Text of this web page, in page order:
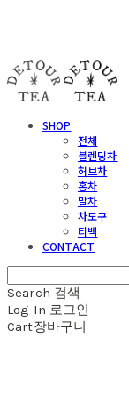
SHOP
전체
블렌딩차
허브차
홍차
말차
차도구
티백
CONTACT
Search 검색
Log In 로그인
Cart장바구니